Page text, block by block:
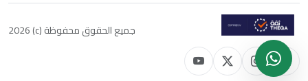
جميع الحقوق محفوظة (c) 2026